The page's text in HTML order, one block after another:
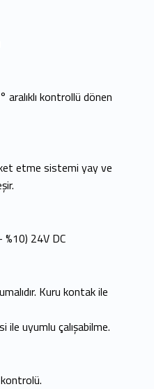
kontrollü dönen
etme sistemi yay ve
24V DC
Kuru kontak ile
uyumlu çalışabilme.